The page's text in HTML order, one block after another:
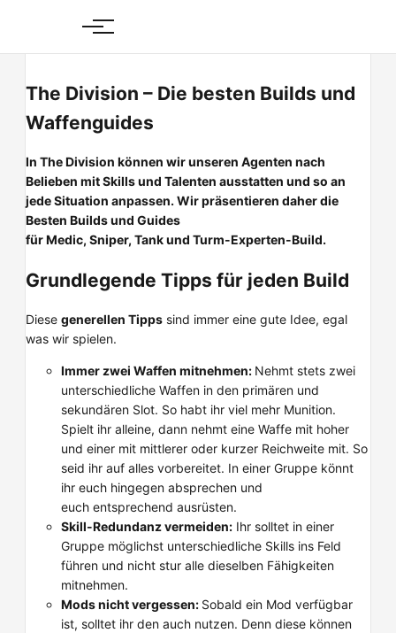
content
The Division – Die besten Builds und
Waffenguides
In The Division können wir unseren Agenten nach
Belieben mit Skills und Talenten ausstatten und so an
jede Situation anpassen. Wir präsentieren daher die
Besten Builds und Guides
für Medic, Sniper, Tank und Turm-Experten-Build.
Grundlegende Tipps für jeden Build
Diese generellen Tipps sind immer eine gute Idee, egal
was wir spielen.
Immer zwei Waffen mitnehmen: Nehmt stets zwei
unterschiedliche Waffen in den primären und
sekundären Slot. So habt ihr viel mehr Munition.
Spielt ihr alleine, dann nehmt eine Waffe mit hoher
und einer mit mittlerer oder kurzer Reichweite mit. So
seid ihr auf alles vorbereitet. In einer Gruppe könnt
ihr euch hingegen absprechen und
euch entsprechend ausrüsten.
Skill-Redundanz vermeiden: Ihr solltet in einer
Gruppe möglichst unterschiedliche Skills ins Feld
führen und nicht stur alle dieselben Fähigkeiten
mitnehmen.
Mods nicht vergessen: Sobald ein Mod verfügbar
ist, solltet ihr den auch nutzen. Denn diese können